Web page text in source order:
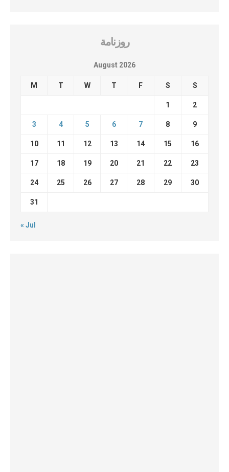
روزنامة
August 2026
M T W T F S S
1 2
3 4 5 6 7 8 9
10 11 12 13 14 15 16
17 18 19 20 21 22 23
24 25 26 27 28 29 30
31
« Jul